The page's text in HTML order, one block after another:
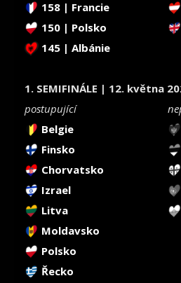
158 | Francie
150 | Polsko
145 | Albánie
1. SEMIFINÁLE | 12. května
postupující
Belgie
Finsko
Chorvatsko
Izrael
Litva
Moldavsko
Polsko
Řecko